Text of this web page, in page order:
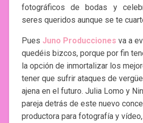
fotográficos de bodas y
seres queridos aunque se te
Pues Juno Producciones va a
quedéis bizcos, porque por fin
la opción de inmortalizar los
tener que sufrir ataques de
ajena en el futuro. Julia Lomo y
pareja detrás de este nuevo
productora para fotografía y